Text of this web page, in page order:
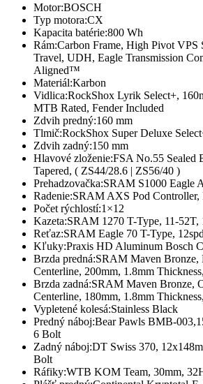
Motor:BOSCH
Typ motora:CX
Kapacita batérie:800 Wh
Rám:Carbon Frame, High Pivot VPS
Travel, UDH, Eagle Transmission
Aligned™
Materiál:Karbon
Vidlica:RockShox Lyrik Select+,
MTB Rated, Fender Included
Zdvih predný:160 mm
Tlmič:RockShox Super Deluxe
Zdvih zadný:150 mm
Hlavové zloženie:FSA No.55 Sealed
Tapered, ( ZS44/28.6 | ZS56/40 )
Prehadzovačka:SRAM S1000 Eagle
Radenie:SRAM AXS Pod Controller,
Počet rýchlostí:1×12
Kazeta:SRAM 1270 T-Type, 11-52T,
Reťaz:SRAM Eagle 70 T-Type, 12spd
Kľuky:Praxis HD Aluminum Bosch
Brzda predná:SRAM Maven Bronze,
Centerline, 200mm, 1.8mm
Brzda zadná:SRAM Maven Bronze,
Centerline, 180mm, 1.8mm
Vypletené kolesá:Stainless Black
Predný náboj:Bear Pawls BMB-
6 Bolt
Zadný náboj:DT Swiss 370,
Bolt
Ráfiky:WTB KOM Team, 30mm,